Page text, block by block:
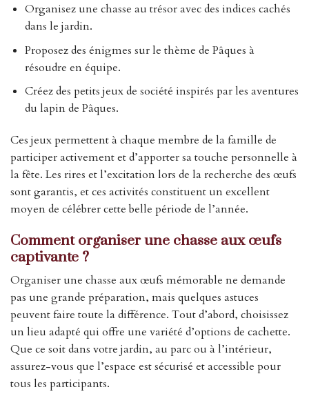
Organisez une chasse au trésor avec des indices cachés
dans le jardin.
Proposez des énigmes sur le thème de Pâques à
résoudre en équipe.
Créez des petits jeux de société inspirés par les aventures
du lapin de Pâques.
Ces jeux permettent à chaque membre de la famille de
participer activement et d’apporter sa touche personnelle à
la fête. Les rires et l’excitation lors de la recherche des œufs
sont garantis, et ces activités constituent un excellent
moyen de célébrer cette belle période de l’année.
Comment organiser une chasse aux œufs
captivante ?
Organiser une chasse aux œufs mémorable ne demande
pas une grande préparation, mais quelques astuces
peuvent faire toute la différence. Tout d’abord, choisissez
un lieu adapté qui offre une variété d’options de cachette.
Que ce soit dans votre jardin, au parc ou à l’intérieur,
assurez-vous que l’espace est sécurisé et accessible pour
tous les participants.